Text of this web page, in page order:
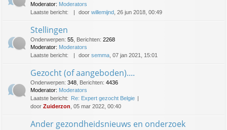
Moderator: Moderators
Laatste bericht:
door willemijnd , 26 jun 2018, 00:49
Stellingen
Onderwerpen: 55 Berichten: 2268
Moderator: Moderators
Laatste bericht:
door semma , 07 jan 2021, 15:01
Gezocht (of aangeboden)....
Onderwerpen: 348 Berichten: 4436
Moderator: Moderators
Laatste bericht: Re: Expert gezocht Belgie
door Zuiderzon , 05 mar 2022, 00:40
Ander gezondheidsnieuws en onderzoek